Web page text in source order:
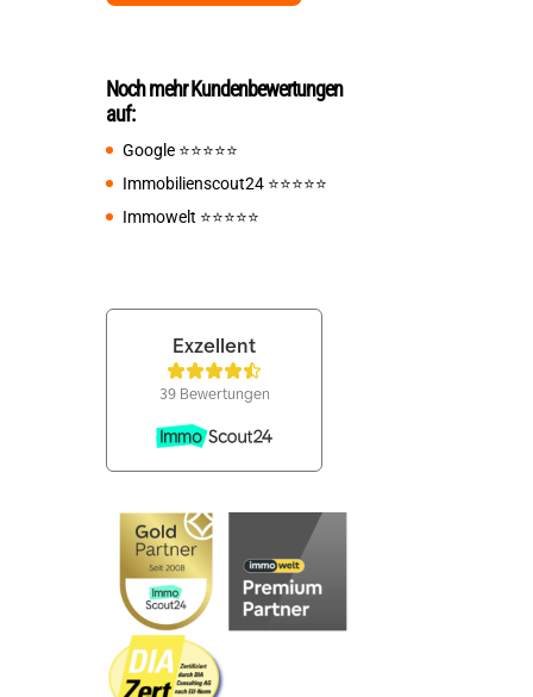
Noch mehr Kundenbewertungen
auf:
Google ⭐️⭐️⭐️⭐️⭐️
Immobilienscout24 ⭐️⭐️⭐️⭐️⭐️
Immowelt ⭐️⭐️⭐️⭐️⭐️